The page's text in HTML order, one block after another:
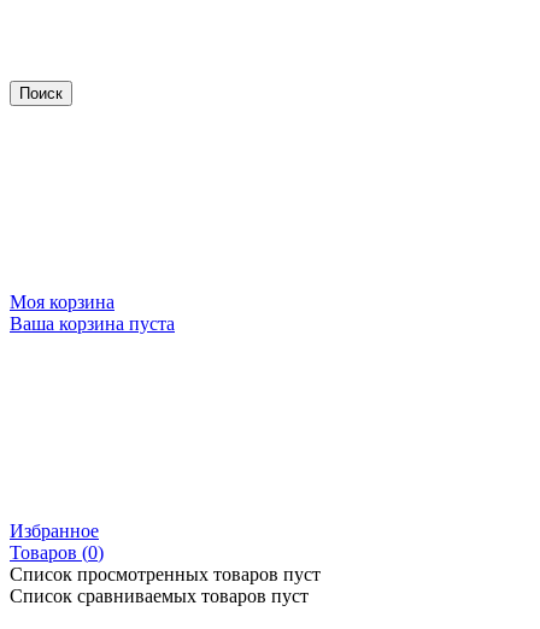
Моя корзина
Ваша корзина пуста
Избранное
Товаров (0)
Список просмотренных товаров пуст
Список сравниваемых товаров пуст